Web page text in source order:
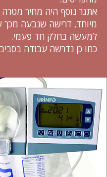
אתגר נוסף היה מחיר מטרה
מיוחד, דרישה שנבעה מכך
למעשה בחלק חד פעמי.
כמו כן נדרשה עבודה